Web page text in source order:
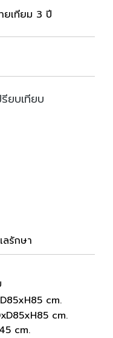
ยเทียม 3 ปี
รียบเทียบ
ลรักษา
cm.
cm.
cm.